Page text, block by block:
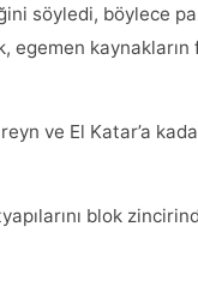
söyledi, böylece
kaynakların
ve El Katar’a
blok